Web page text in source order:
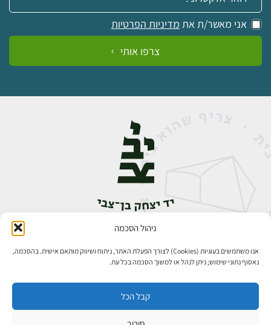
ניהול הסכמה
אנו משתמשים בעוגיות (Cookies) לצורך הפעלת האתר, ניתוח ושיווק מותאם אישית. בהסכמה,
נאסוף נתוני שימוש; ניתן לנהל או למשוך הסכמה בכל עת.
קבל הכל
אני מאשר/ת את מדיניות הפרטיות
צרפו אותי
אבן גבירול 14, רחביה, ירושלים